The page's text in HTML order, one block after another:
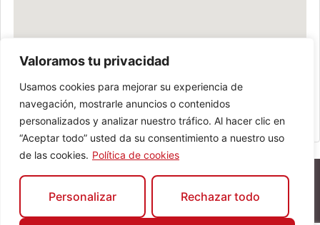
Valoramos tu privacidad
Usamos cookies para mejorar su experiencia de
navegación, mostrarle anuncios o contenidos
personalizados y analizar nuestro tráfico. Al hacer clic en
“Aceptar todo” usted da su consentimiento a nuestro uso
de las cookies. Política de cookies
Personalizar Rechazar todo